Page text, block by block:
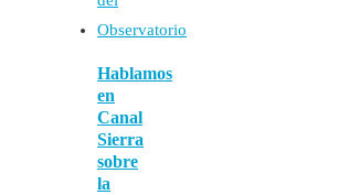
Hablamos
en
Canal
Sierra
sobre
la